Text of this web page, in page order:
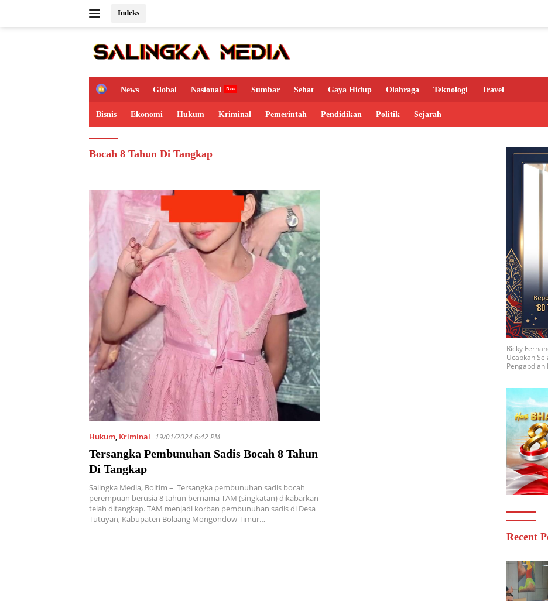
Indeks
H
m
e
News Global Nasional Sumbar Sehat Gaya Hidup Olahraga Teknologi Travel
Bisnis Ekonomi Hukum Kriminal Pemerintah Pendidikan Politik Sejarah
Bocah 8 Tahun Di Tangkap
Hukum, Kriminal 19/01/2024 6:42 PM
Tersangka Pembunuhan Sadis Bocah 8 Tahun
Di Tangkap
Salingka Media, Boltim – Tersangka pembunuhan sadis bocah
perempuan berusia 8 tahun bernama TAM (singkatan) dikabarkan
telah ditangkap. TAM menjadi korban pembunuhan sadis di Desa
Tutuyan, Kabupaten Bolaang Mongondow Timur…
Ricky
Ucapkan
Recent